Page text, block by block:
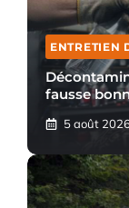
ENTRETIEN
fausse
5 août